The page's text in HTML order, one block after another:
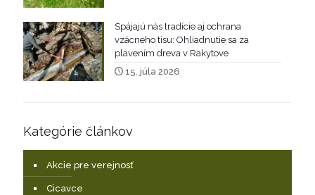
Spájajú nás tradície aj ochrana
vzácneho tisu: Ohliadnutie sa za
plavením dreva v Rakytove
15. júla 2026
Kategórie článkov
Akcie pre verejnosť
Cicavce